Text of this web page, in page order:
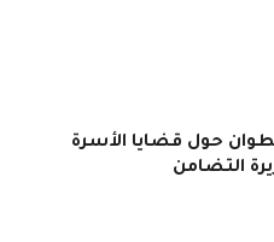
حول قضايا الأسرة
التضامن